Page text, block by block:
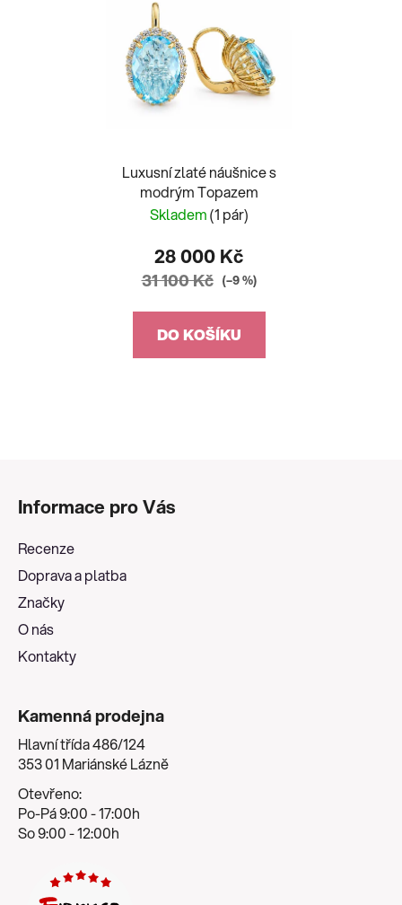
Luxusní zlaté náušnice s
modrým Topazem
Skladem(1 pár)
28 000 Kč
31 100 Kč (–9 %)
DO KOŠÍKU
Informace pro Vás
Recenze
Doprava a platba
Značky
O nás
Kontakty
Kamenná prodejna
Hlavní třída 486/124
353 01 Mariánské Lázně
Otevřeno:
Po-Pá 9:00 - 17:00h
So 9:00 - 12:00h